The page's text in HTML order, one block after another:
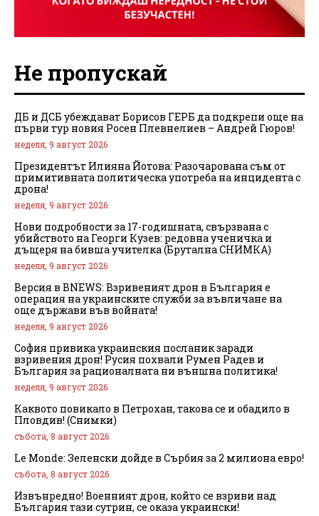
Не пропускай
ДБ и ДСБ убеждават Борисов ГЕРБ да подкрепи още на
първи тур новия Росен Плевнелиев – Андрей Гюров!
неделя, 9 август 2026
Президентът Илияна Йотова: Разочарована съм от
примитивната политическа употреба на инцидента с
дрона!
неделя, 9 август 2026
Нови подробности за 17-годишната, свързвана с
убийството на Георги Кузев: редовна ученичка и
дъщеря на бивша учителка (Брутална СНИМКА)
неделя, 9 август 2026
Версия в BNEWS: Взривеният дрон в България е
операция на украинските служби за въвличане на
още държави във войната!
неделя, 9 август 2026
София привика украинския посланик заради
взривения дрон! Русия похвали Румен Радев и
България за рационалната ни външна политика!
неделя, 9 август 2026
Каквото повикало в Петрохан, такова се и обадило в
Пловдив! (Снимки)
събота, 8 август 2026
Le Monde: Зеленски дойде в Сърбия за 2 милиона евро!
събота, 8 август 2026
Извънредно! Военният дрон, който се взриви над
България тази сутрин, се оказа украински!